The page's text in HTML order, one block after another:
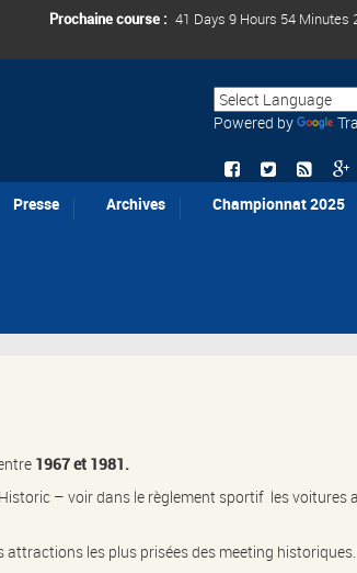
Prochaine course : 41 Days 9 Hours 54 Minutes
Powered by
Presse Archives Championnat 2025
1967 et 1981.
– voir dans le règlement sportif les voitures
les plus prisées des meeting